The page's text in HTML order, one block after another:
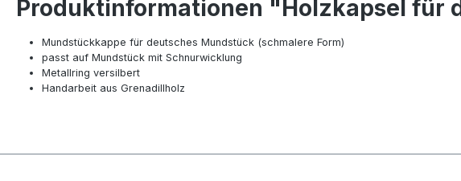
Produktinformationen "Holzkapsel für
Mundstückkappe für deutsches Mundstück (schmalere Form)
passt auf Mundstück mit Schnurwicklung
Metallring versilbert
Handarbeit aus Grenadillholz